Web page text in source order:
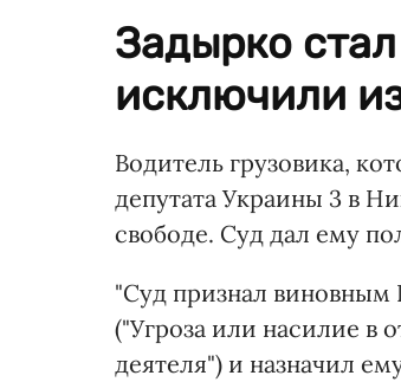
Задырко
исключили
Водитель грузовика,
депутата Украины 3 в
свободе. Суд дал ему
"Суд признал виновным
("Угроза или насилие в
деятеля") и назначил